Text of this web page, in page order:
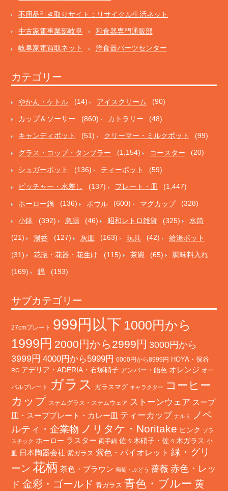
不用品引き取りサイト：リサイクル生活ネット
中古家電事業部岐阜 和食器専門通販部
岐阜家電買取ネット 洋食器パーツセンター
カテゴリー
やかん・ケトル (14) アイスクリーム (90)
カップ＆ソーサー (860) カトラリー (48)
キャンディポット (51) クリーマー・ミルクポット (99)
グラス・コップ・タンブラー (1,154) コースター (20)
シュガーポット (136) ティーポット (59)
ピッチャー・水差し (137) プレート・皿 (1,447)
ホーロー鍋 (136) ボウル (600) マグカップ (328)
小鉢 (392) 急須 (46) 昭和レトロ雑貨 (325) 水筒
(21) 湯呑 (127) 灰皿 (163) 玩具 (42) 給湯ポット
(31) 花瓶・花器・花生け (115) 茶碗 (65) 調味料入れ
(169) 鍋 (193)
サブカテゴリー
27cmプレート 999円以下 1000円から
1999円 2000円から2999円 3000円から
3999円 4000円から5999円 6000円から8999円 HOYA・保谷
RC アデリア・ADERIA・石塚硝子 アンバー・飴色 オレンジ オー
バルプレート ガラス ガラスマグ キャラクター
コーヒー
カップ ステムグラス・ステムウェア ストーンウェア スープ
皿・スーププレート・カレー皿 ティーカップ ナルミ
ノベ
ルティ・企業物 ノリタケ・Noritake ピンク プラ
スチック ホーロー ラスター 両手鍋 佐々木硝子・佐々木ガラス 小
皿 日本陶器会社 紫ガラス 紫色・バイオレット 緑・グリ
ーン 花柄 茶色・ブラウン 葡萄・ぶどう 薔薇 赤色・レッ
ド 金彩・ゴールド 青ガラス 青色・ブルー 黄